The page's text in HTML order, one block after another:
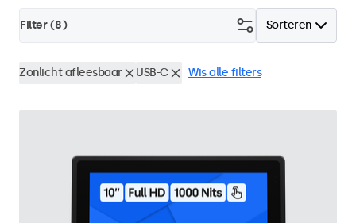
Sorteren
Filter (8)
Zonlicht afleesbaar USB-C Wis alle filters